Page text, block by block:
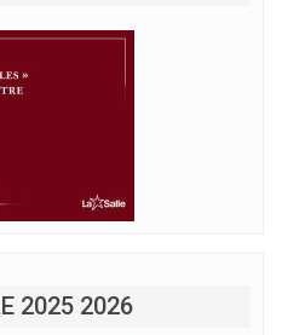
2025 2026